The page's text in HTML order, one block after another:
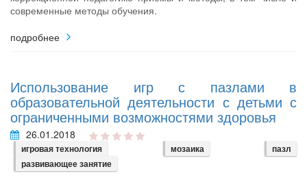
современные методы обучения.
подробнее
Использование игр с пазлами в
образовательной деятельности с детьми с
ограниченными возможностями здоровья
26.01.2018
игровая технология мозаика
пазл
развивающее занятие